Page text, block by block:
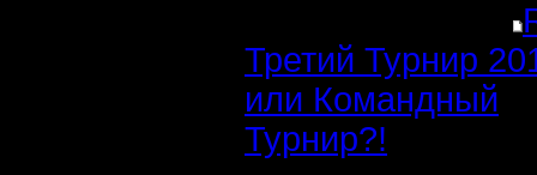
Третий Турнир
или Командный
Турнир?!